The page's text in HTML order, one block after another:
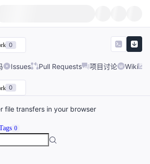
0
Issues Pull Requests 项目讨论 Wiki
0
file transfers in your browser
0